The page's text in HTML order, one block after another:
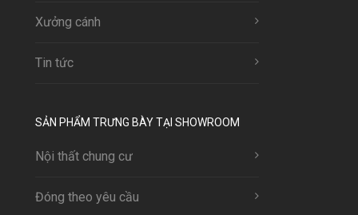
Xưởng cánh
Tin tức
SẢN PHẨM TRƯNG BÀY TẠI SHOWROOM
Nội thất chung cư
Đóng theo yêu cầu